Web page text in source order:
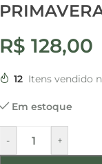
R$ 128,00
12 Itens vendido
Em estoque
- +